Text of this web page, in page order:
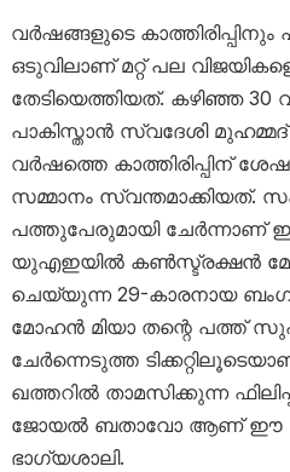
വർഷങ്ങളുടെ
ഒടുവിലാണ് മറ്റ് പല
തേടിയെത്തിയത്. കഴിഞ്ഞ
പാകിസ്താൻ സ്വദേശി
വർഷത്തെ കാത്തിരിപ്പിന്
സമ്മാനം സ്വന്തമാക്കിയത്.
പത്തുപേരുമായി ചേർന്നാണ്
യുഎഇയിൽ കൺസ്ട്രക്ഷൻ
ചെയ്യുന്ന 29-കാരനായ
മോഹൻ മിയാ തന്റെ പത്ത്
ചേർന്നെടുത്ത
ഖത്തറിൽ താമസിക്കുന്ന
ജോയൽ ബതാവോ ആണ് ഈ
ഭാഗ്യശാലി.